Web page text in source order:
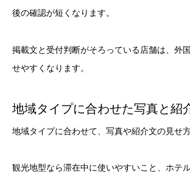
後の確認が短くなります。
掲載文と受付判断がそろっている店舗は、外
せやすくなります。
地域タイプに合わせた写真と紹
地域タイプに合わせて、写真や紹介文の見せ
観光地型なら滞在中に使いやすいこと、ホテ